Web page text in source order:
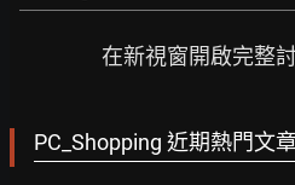
在新視窗開啟完整
PC_Shopping 近期熱門文